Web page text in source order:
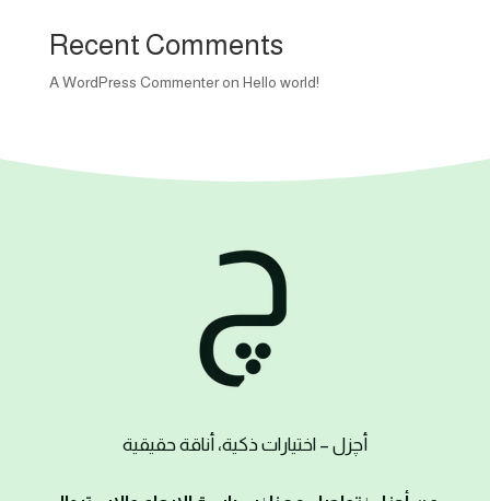
Recent Comments
A WordPress Commenteron Hello world!
أچزل – اختيارات ذكية، أناقة حقيقية